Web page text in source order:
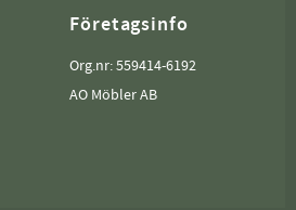
Företagsinfo
Org.nr: 559414-6192
AO Möbler AB